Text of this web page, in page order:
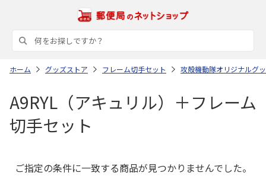
ホーム グッズストア フレーム切手セット 攻殻機動隊オリジナルグ
A9RYL（アキュリル）＋フレーム
切手セット
ご指定の条件に一致する商品が見つかりませんでした。